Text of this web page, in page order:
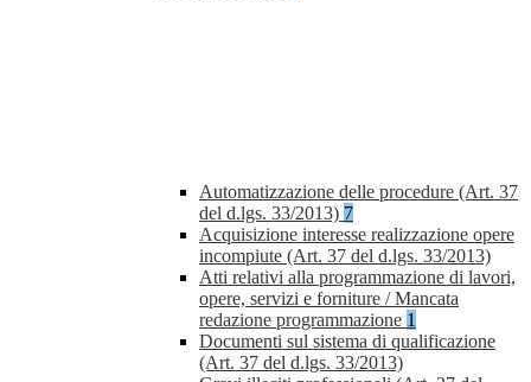
Automatizzazione delle procedure (Art. 37
del d.lgs. 33/2013) 7
Acquisizione interesse realizzazione opere
incompiute (Art. 37 del d.lgs. 33/2013)
Atti relativi alla programmazione di lavori,
opere, servizi e forniture / Mancata
redazione programmazione 1
Documenti sul sistema di qualificazione
(Art. 37 del d.lgs. 33/2013)